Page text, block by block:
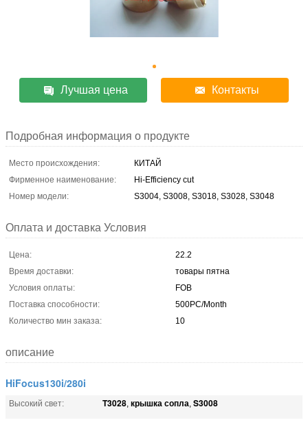
Лучшая цена Контакты
Подробная информация о продукте
Место происхождения:
КИТАЙ
Фирменное наименование:
Hi-Efficiency cut
Номер модели:
S3004, S3008, S3018, S3028, S3048
Оплата и доставка Условия
Цена:
22.2
Время доставки:
товары пятна
Условия оплаты:
FOB
Поставка способности:
500PC/Month
Количество мин заказа:
10
описание
HiFocus130i/280i
Высокий свет: T3028, крышка сопла, S3008